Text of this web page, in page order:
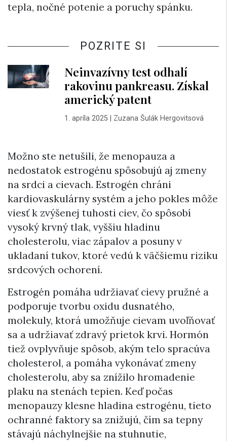
tepla, nočné potenie a poruchy spánku.
POZRITE SI
Neinvazívny test odhalí
rakovinu pankreasu. Získal
americký patent
1. apríla 2025| Zuzana Šulák Hergovitsová
Možno ste netušili, že menopauza a
nedostatok estrogénu spôsobujú aj zmeny
na srdci a cievach. Estrogén chráni
kardiovaskulárny systém a jeho pokles môže
viesť k zvýšenej tuhosti ciev, čo spôsobí
vysoký krvný tlak, vyššiu hladinu
cholesterolu, viac zápalov a posuny v
ukladaní tukov, ktoré vedú k väčšiemu riziku
srdcových ochorení.
Estrogén pomáha udržiavať cievy pružné a
podporuje tvorbu oxidu dusnatého,
molekuly, ktorá umožňuje cievam uvoľňovať
sa a udržiavať zdravý prietok krvi. Hormón
tiež ovplyvňuje spôsob, akým telo spracúva
cholesterol, a pomáha vykonávať zmeny
cholesterolu, aby sa znížilo hromadenie
plaku na stenách tepien. Keď počas
menopauzy klesne hladina estrogénu, tieto
ochranné faktory sa znižujú, čím sa tepny
stávajú náchylnejšie na stuhnutie,